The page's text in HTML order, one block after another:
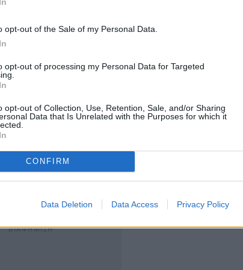
opt-out of the Sale of my Personal Data.
opt-out of processing my Personal Data for Targeted
opt-out of Collection, Use, Retention, Sale, and/or Sharing
Data that Is Unrelated with the Purposes for which it
CONFIRM
Data Deletion Data Access Privacy Policy
δήλωσε ότι οι οικονομικές κυρώσεις κατά
ενισχυθούν, ενώ παράλληλα ανέφερε ότι
πιέσεις στη Μόσχα για να αποδεχθεί την
χώρα του δεν θα συμφωνήσει ποτέ στην
διά της βίας, σημειώνοντας ωστόσο ότι στην
τους από τον ουκρανικό στρατό και ότι
διά της διπλωματικής οδού.